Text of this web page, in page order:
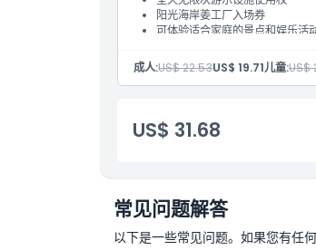
阳光海岸姜工厂入场券
可体验适合家庭的景点和娱乐活
适合家庭和儿童的理想阳光海岸
成人:US$ 22.53US$ 19.71儿童:US$
US$ 31.68
常见问题解答
以下是一些常见问题。如果您有任